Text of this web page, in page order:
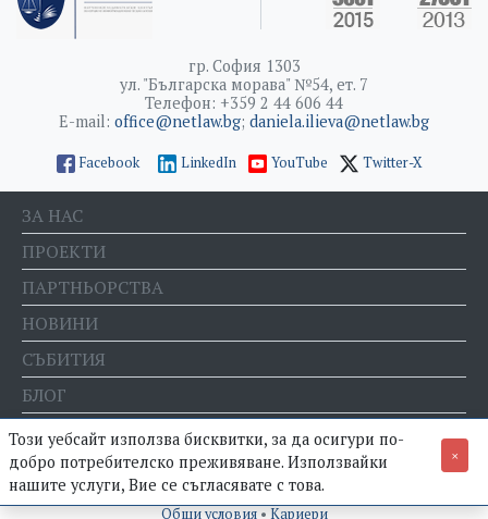
гр. София 1303
ул. "Българска морава" №54, ет. 7
Телефон: +359 2 44 606 44
E-mail: office@netlaw.bg; daniela.ilieva@netlaw.bg
Facebook LinkedIn YouTube Twitter-X
ЗА НАС
ПРОЕКТИ
ПАРТНЬОРСТВА
НОВИНИ
СЪБИТИЯ
БЛОГ
Е-МАГАЗИН
© Фондация "Право и интернет" •Политика за поверителност
Общи условия • Кариери
Този уебсайт използва бисквитки, за да осигури по-
добро потребителско преживяване. Използвайки
нашите услуги, Вие се съгласявате с това.
×